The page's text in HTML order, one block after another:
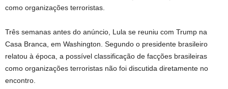
como organizações terroristas.
Três semanas antes do anúncio, Lula se reuniu com Trump na
Casa Branca, em Washington. Segundo o presidente brasileiro
relatou à época, a possível classificação de facções brasileiras
como organizações terroristas não foi discutida diretamente no
encontro.